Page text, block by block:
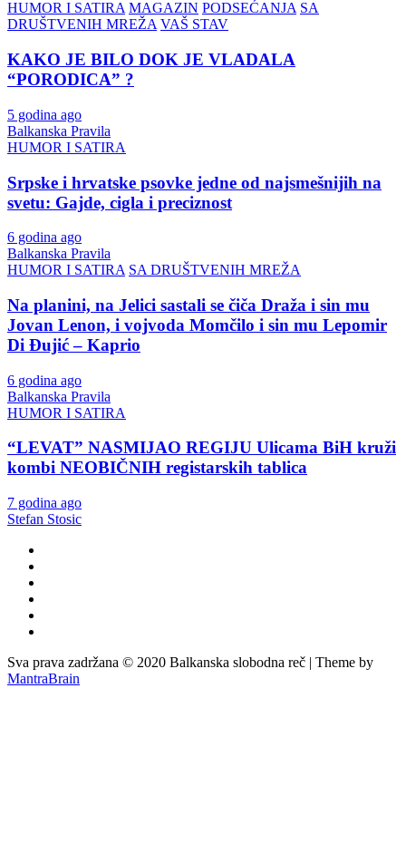
HUMOR I SATIRA MAGAZIN PODSEĆANJA SA
DRUŠTVENIH MREŽA VAŠ STAV
KAKO JE BILO DOK JE VLADALA
“PORODICA” ?
5 godina ago
Balkanska Pravila
HUMOR I SATIRA
Srpske i hrvatske psovke jedne od najsmešnijih na
svetu: Gajde, cigla i preciznost
6 godina ago
Balkanska Pravila
HUMOR I SATIRA SA DRUŠTVENIH MREŽA
Na planini, na Jelici sastali se čiča Draža i sin mu
Jovan Lenon, i vojvoda Momčilo i sin mu Lepomir
Di Đujić – Kaprio
6 godina ago
Balkanska Pravila
HUMOR I SATIRA
“LEVAT” NASMIJAO REGIJU Ulicama BiH kruži
kombi NEOBIČNIH registarskih tablica
7 godina ago
Stefan Stosic
Sva prava zadržana © 2020 Balkanska slobodna reč | Theme by
MantraBrain